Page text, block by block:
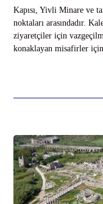
Kapısı, Yivli Minare ve
noktaları arasındadır.
ziyaretçiler için
konaklayan misafirler